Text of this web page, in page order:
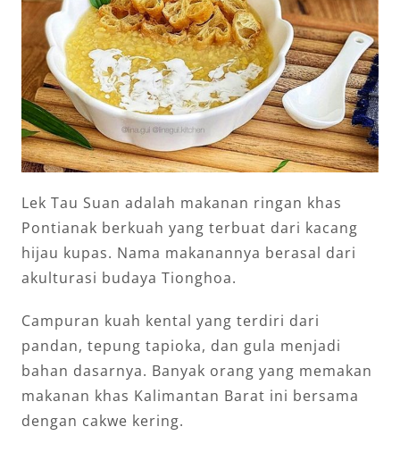
Lek Tau Suan adalah makanan ringan khas
Pontianak berkuah yang terbuat dari kacang
hijau kupas. Nama makanannya berasal dari
akulturasi budaya Tionghoa.
Campuran kuah kental yang terdiri dari
pandan, tepung tapioka, dan gula menjadi
bahan dasarnya. Banyak orang yang memakan
makanan khas Kalimantan Barat ini bersama
dengan cakwe kering.